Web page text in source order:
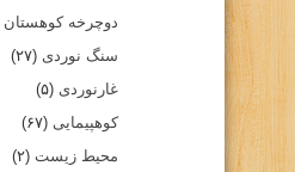
دوچرخه کوهستان
سنگ نوردی (۲۷)
غارنوردی (۵)
کوهپیمایی (۶۷)
محیط زیست (۲)